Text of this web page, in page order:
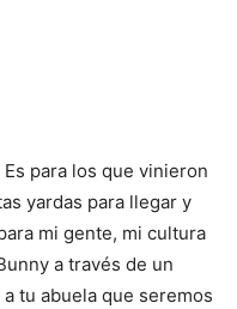
para los que vinieron
yardas para llegar y
mi gente, mi cultura
a través de un
tu abuela que seremos